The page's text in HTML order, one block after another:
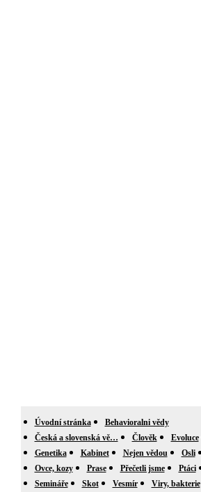
Úvodní stránka
Behavioralni vědy
Česká a slovenská vě…
Člověk Evoluce
Genetika
Kabinet Nejen vědou Osli
Ovce, kozy
Prase Přečetli jsme Ptáci
Semináře
Skot Vesmír
Viry, bakterie